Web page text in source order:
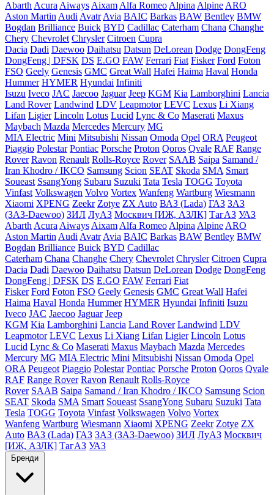
Abarth Acura Aiways Aixam Alfa Romeo Alpina Alpine ARO
Aston Martin Audi Avatr Avia BAIC Barkas BAW Bentley BMW
Bogdan Brilliance Buick BYD Cadillac Caterham Chana Changhe
Chery Chevrolet Chrysler Citroen Cupra
Dacia Dadi Daewoo Daihatsu Datsun DeLorean Dodge DongFeng
DongFeng | DFSK DS E.GO FAW Ferrari Fiat Fisker Ford Foton
FSO Geely Genesis GMC Great Wall Hafei Haima Haval Honda
Hummer HYMER Hyundai Infiniti
Isuzu Iveco JAC Jaecoo Jaguar Jeep KGM Kia Lamborghini Lancia
Land Rover Landwind LDV Leapmotor LEVC Lexus Li Xiang
Lifan Ligier Lincoln Lotus Lucid Lync & Co Maserati Maxus
Maybach Mazda Mercedes Mercury MG
MIA Electric Mini Mitsubishi Nissan Omoda Opel ORA Peugeot
Piaggio Polestar Pontiac Porsche Proton Qoros Qvale RAF Range
Rover Ravon Renault Rolls-Royce Rover SAAB Saipa Samand /
Iran Khodro / IKCO Samsung Scion SEAT Skoda SMA Smart
Soueast SsangYong Subaru Suzuki Tata Tesla TOGG Toyota
Vinfast Volkswagen Volvo Vortex Wanfeng Wartburg Wiesmann
Xiaomi XPENG Zeekr Zotye ZX Auto ВАЗ (Lada) ГАЗ ЗАЗ
(ЗАЗ-Daewoo) ЗИЛ ЛуАЗ Москвич [ИЖ, АЗЛК] ТагАЗ УАЗ
Abarth Acura Aiways Aixam Alfa Romeo Alpina Alpine ARO
Aston Martin Audi Avatr Avia BAIC Barkas BAW Bentley BMW
Bogdan Brilliance Buick BYD Cadillac
Caterham Chana Changhe Chery Chevrolet Chrysler Citroen Cupra
Dacia Dadi Daewoo Daihatsu Datsun DeLorean Dodge DongFeng
DongFeng | DFSK DS E.GO FAW Ferrari Fiat
Fisker Ford Foton FSO Geely Genesis GMC Great Wall Hafei
Haima Haval Honda Hummer HYMER Hyundai Infiniti Isuzu
Iveco JAC Jaecoo Jaguar Jeep
KGM Kia Lamborghini Lancia Land Rover Landwind LDV
Leapmotor LEVC Lexus Li Xiang Lifan Ligier Lincoln Lotus
Lucid Lync & Co Maserati Maxus Maybach Mazda Mercedes
Mercury MG MIA Electric Mini Mitsubishi Nissan Omoda Opel
ORA Peugeot Piaggio Polestar Pontiac Porsche Proton Qoros Qvale
RAF Range Rover Ravon Renault Rolls-Royce
Rover SAAB Saipa Samand / Iran Khodro / IKCO Samsung Scion
SEAT Skoda SMA Smart Soueast SsangYong Subaru Suzuki Tata
Tesla TOGG Toyota Vinfast Volkswagen Volvo Vortex
Wanfeng Wartburg Wiesmann Xiaomi XPENG Zeekr Zotye ZX
Auto ВАЗ (Lada) ГАЗ ЗАЗ (ЗАЗ-Daewoo) ЗИЛ ЛуАЗ Москвич
[ИЖ, АЗЛК] ТагАЗ УАЗ
Бренди